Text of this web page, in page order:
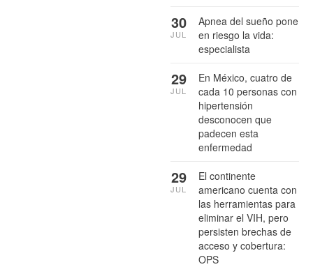
Apnea del sueño pone
en riesgo la vida:
especialista
30
JUL
En México, cuatro de
cada 10 personas con
hipertensión
desconocen que
padecen esta
enfermedad
29
JUL
El continente
americano cuenta con
las herramientas para
eliminar el VIH, pero
persisten brechas de
acceso y cobertura:
OPS
29
JUL